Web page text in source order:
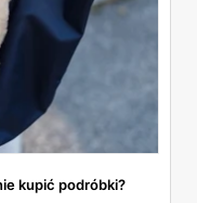
kupić podróbki?